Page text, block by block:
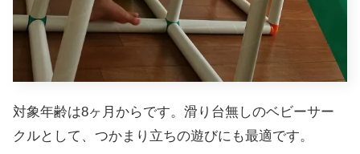
対象年齢は8ヶ月からです。滑り台無しのベビーサー
クルとして、つかまり立ちの遊びにも最適です。